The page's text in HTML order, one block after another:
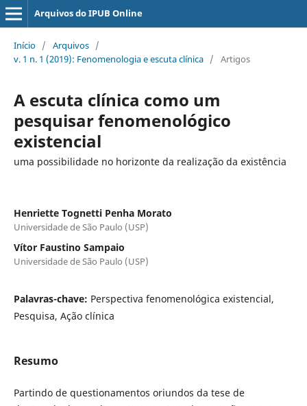
Arquivos do IPUB Online
Início / Arquivos /
v. 1 n. 1 (2019): Fenomenologia e escuta clínica / Artigos
A escuta clínica como um
pesquisar fenomenológico
existencial
uma possibilidade no horizonte da realização da existência
Henriette Tognetti Penha Morato
Universidade de São Paulo (USP)
Vítor Faustino Sampaio
Universidade de São Paulo (USP)
Palavras-chave: Perspectiva fenomenológica existencial,
Pesquisa, Ação clínica
Resumo
Partindo de questionamentos oriundos da tese de